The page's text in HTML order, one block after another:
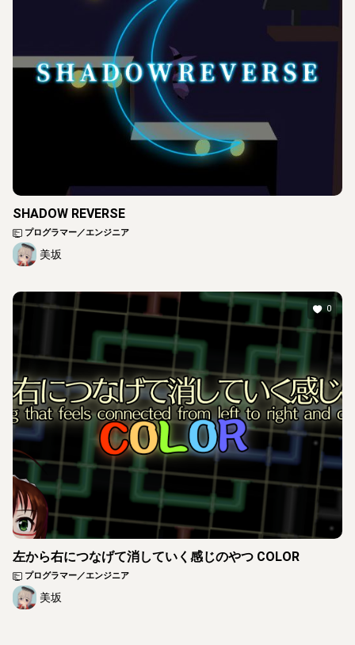
SHADOW REVERSE
プログラマー／エンジニア
美坂
0
左から右につなげて消していく感じのやつ COLOR
プログラマー／エンジニア
美坂